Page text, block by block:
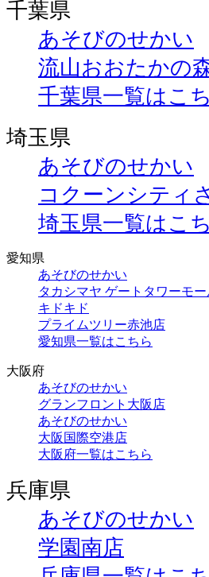
千葉県
あそびのせかい
流山おおたかの
千葉県一覧はこ
埼玉県
あそびのせかい
コクーンシティ
埼玉県一覧はこ
愛知県
あそびのせかい
タカシマヤ ゲートタワーモ
キドキド
プライムツリー赤池店
愛知県一覧はこちら
大阪府
あそびのせかい
グランフロント大阪店
あそびのせかい
大阪国際空港店
大阪府一覧はこちら
兵庫県
あそびのせかい
学園南店